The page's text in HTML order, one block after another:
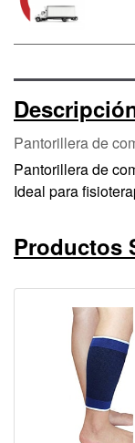
Pantorillera de
Pantorillera de
Ideal para
Productos